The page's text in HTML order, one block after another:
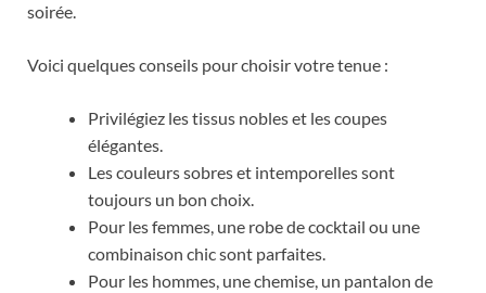
soirée.
Voici quelques conseils pour choisir votre tenue :
Privilégiez les tissus nobles et les coupes
élégantes.
Les couleurs sobres et intemporelles sont
toujours un bon choix.
Pour les femmes, une robe de cocktail ou une
combinaison chic sont parfaites.
Pour les hommes, une chemise, un pantalon de